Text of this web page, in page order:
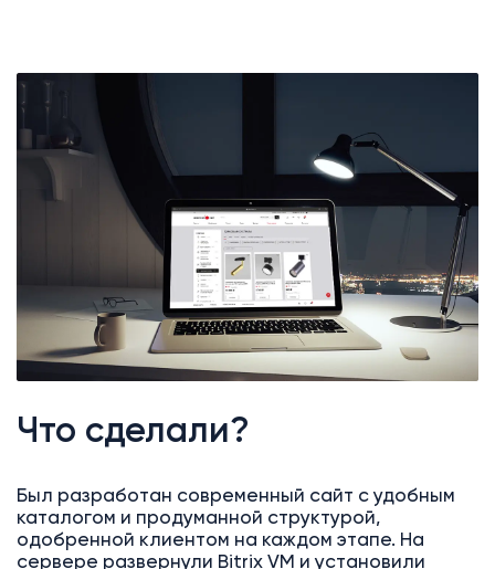
Что сделали?
Был разработан современный сайт с удобным
каталогом и продуманной структурой,
одобренной клиентом на каждом этапе. На
сервере развернули Bitrix VM и установили